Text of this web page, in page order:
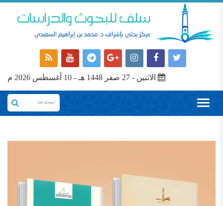
الاثنين - 27 صفر 1448 هـ - 10 أغسطس 2026 م